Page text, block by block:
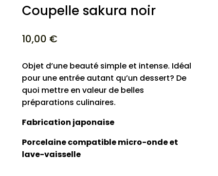
Coupelle sakura noir
10,00 €
Objet d’une beauté simple et intense. Idéal
pour une entrée autant qu’un dessert? De
quoi mettre en valeur de belles
préparations culinaires.
Fabrication japonaise
Porcelaine compatible micro-onde et
lave-vaisselle